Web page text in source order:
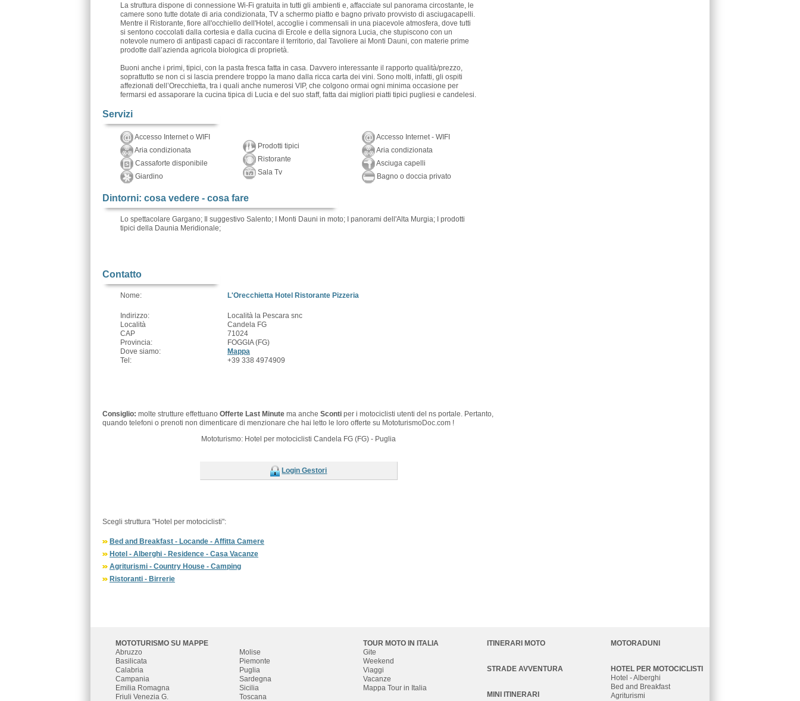
La struttura dispone di connessione Wi-Fi gratuita in tutti gli ambienti e, affacciate sul panorama circostante, le
camere sono tutte dotate di aria condizionata, TV a schermo piatto e bagno privato provvisto di asciugacapelli.
Mentre il Ristorante, fiore all'occhiello dell'Hotel, accoglie i commensali in una piacevole atmosfera, dove tutti
si sentono coccolati dalla cortesia e dalla cucina di Ercole e della signora Lucia, che stupiscono con un
notevole numero di antipasti capaci di raccontare il territorio, dal Tavoliere ai Monti Dauni, con materie prime
prodotte dall’azienda agricola biologica di proprietà.
Buoni anche i primi, tipici, con la pasta fresca fatta in casa. Davvero interessante il rapporto qualità/prezzo,
soprattutto se non ci si lascia prendere troppo la mano dalla ricca carta dei vini. Sono molti, infatti, gli ospiti
affezionati dell’Orecchietta, tra i quali anche numerosi VIP, che colgono ormai ogni minima occasione per
fermarsi ed assaporare la cucina tipica di Lucia e del suo staff, fatta dai migliori piatti tipici pugliesi e candelesi.
Servizi
Accesso Internet o WIFI
Aria condizionata
Cassaforte disponibile
Giardino
Prodotti tipici
Ristorante
Sala Tv
Accesso Internet - WIFI
Aria condizionata
Asciuga capelli
Bagno o doccia privato
Dintorni: cosa vedere - cosa fare
Lo spettacolare Gargano; Il suggestivo Salento; I Monti Dauni in moto; I panorami dell'Alta Murgia; I prodotti
tipici della Daunia Meridionale;
Contatto
Nome:
Indirizzo:
Località
CAP
Provincia:
Dove siamo:
Tel:
L'Orecchietta Hotel Ristorante Pizzeria
Località la Pescara snc
Candela FG
71024
FOGGIA (FG)
Mappa
+39 338 4974909
Consiglio: molte strutture effettuano Offerte Last Minutema anche Scontiper i motociclisti utenti del ns portale. Pertanto,
quando telefoni o prenoti non dimenticare di menzionare che hai letto le loro offerte su MototurismoDoc.com !
Mototurismo: Hotel per motociclisti Candela FG (FG) - Puglia
Login Gestori
Scegli struttura "Hotel per motociclisti":
Bed and Breakfast - Locande - Affitta Camere
Hotel - Alberghi - Residence - Casa Vacanze
Agriturismi - Country House - Camping
Ristoranti - Birrerie
MOTOTURISMO SU MAPPE
Abruzzo
Basilicata
Calabria
Campania
Emilia Romagna
Friuli Venezia G.
Molise
Piemonte
Puglia
Sardegna
Sicilia
Toscana
TOUR MOTO IN ITALIA
Gite
Weekend
Viaggi
Vacanze
Mappa Tour in Italia
ITINERARI MOTO
STRADE AVVENTURA
MINI ITINERARI
MOTORADUNI
HOTEL PER MOTOCICLISTI
Hotel - Alberghi
Bed and Breakfast
Agriturismi